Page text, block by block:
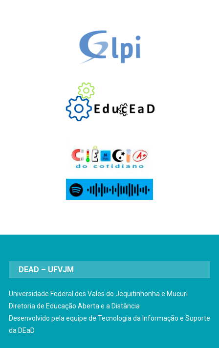
DEAD – UFVJM
Universidade Federal dos Vales do Jequitinhonha e Mucuri
Diretoria de Educação Aberta e a Distância
Desenvolvido pela equipe de Tecnologia da Informação e Suporte
da DEaD